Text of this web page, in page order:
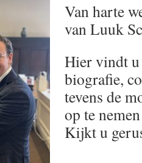
Van harte
van Luuk
Hier vindt
biografie,
tevens de
op te
Kijkt u